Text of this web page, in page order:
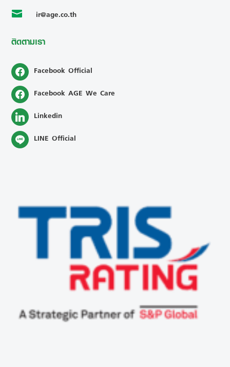
 ir@age.co.th
ติดตามเรา
Facebook Official
Facebook AGE We Care
Linkedin
LINE Official